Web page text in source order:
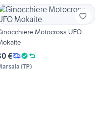
Motocross UFO
€
(TP)